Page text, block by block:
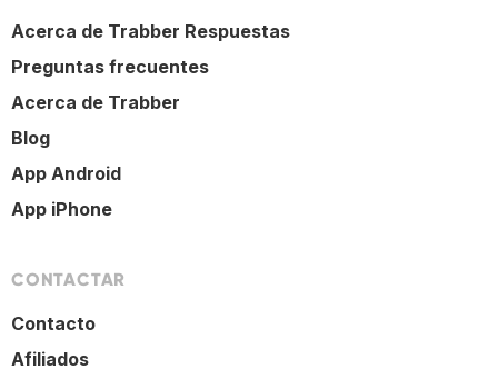
Acerca de Trabber Respuestas
Preguntas frecuentes
Acerca de Trabber
Blog
App Android
App iPhone
CONTACTAR
Contacto
Afiliados